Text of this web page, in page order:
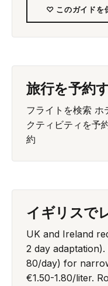
♡ このガイドを
旅行を予約
フライトを検索 ホ
クティビティを予
約
イギリスで
UK and Ireland
2 day
80/day) for
€1.50-1.80/liter.